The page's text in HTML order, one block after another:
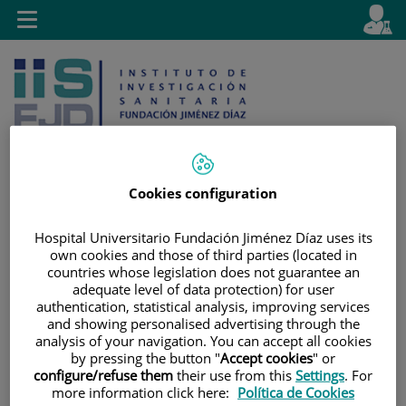
Jump to content
selector
Active
en
Toggle
navigation
Cookies configuration
Hospital Universitario Fundación Jiménez Díaz uses its
own cookies and those of third parties (located in
countries whose legislation does not guarantee an
adequate level of data protection) for user
authentication, statistical analysis, improving services
and showing personalised advertising through the
analysis of your navigation. You can accept all cookies
by pressing the button "Accept cookies" or
configure/refuse them their use from this Settings. For
more information click here: Política de Cookies